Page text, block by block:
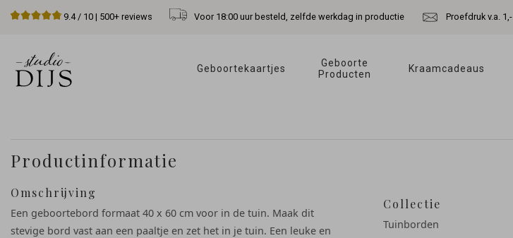
9.4/ 10 | 500+ reviews Voor 18:00 uur besteld, zelfde werkdag in productie Proefdruk v.a. 1,-
Geboortekaartjes
Geboorte
Producten
Kraamcadeaus
Productinformatie
Omschrijving
Een geboortebord formaat 40 x 60 cm voor in de tuin. Maak dit
stevige bord vast aan een paaltje en zet het in je tuin. Een leuke en
Collectie
Tuinborden